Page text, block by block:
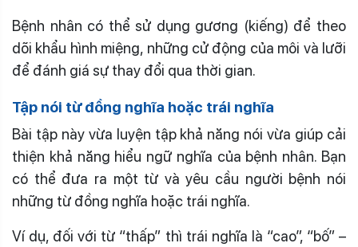
Bệnh nhân có thể sử dụng gương (kiếng) để theo
dõi khẩu hình miệng, những cử động của môi và lưỡi
để đánh giá sự thay đổi qua thời gian.
Tập nói từ đồng nghĩa hoặc trái nghĩa
Bài tập này vừa luyện tập khả năng nói vừa giúp cải
thiện khả năng hiểu ngữ nghĩa của bệnh nhân. Bạn
có thể đưa ra một từ và yêu cầu người bệnh nói
những từ đồng nghĩa hoặc trái nghĩa.
Ví dụ, đối với từ “thấp” thì trái nghĩa là “cao”, “bố” –